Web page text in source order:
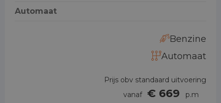
Automaat
Benzine
Automaat
Prijs obv standaard uitvoering
vanaf € 669
p.m